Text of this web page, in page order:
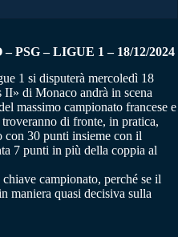
– PSG–LIGUE 1 – 18/12/2024
1 si disputerà mercoledì 18
di Monaco andrà in scena
massimo campionato francese e
di fronte, in pratica,
30 punti insieme con il
7 punti in più della coppia al
campionato, perché se il
maniera quasi decisiva sulla